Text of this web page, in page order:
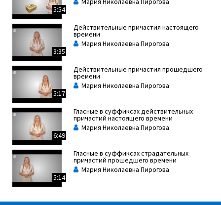
5:54
3:35
Действительные причастия настоящего
времени
Мария Николаевна Пирогова
5:17
Действительные причастия прошедшего
времени
Мария Николаевна Пирогова
6:49
Гласные в суффиксах действительных
причастий настоящего времени
Мария Николаевна Пирогова
5:14
Гласные в суффиксах страдательных
причастий прошедшего времени
Мария Николаевна Пирогова
причастия